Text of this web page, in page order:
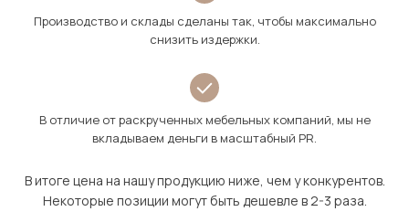
Производство и склады сделаны так, чтобы максимально
снизить издержки.
В отличие от раскрученных мебельных компаний, мы не
вкладываем деньги в масштабный PR.
В итоге цена на нашу продукцию ниже, чем у конкурентов.
Некоторые позиции могут быть дешевле в 2-3 раза.